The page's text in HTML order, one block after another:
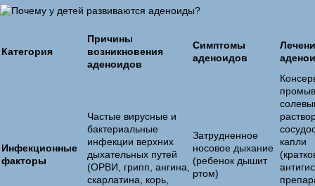
Категория
Причины
возникновения
аденоидов
Симптомы
аденоидов
Инфекционные
факторы
Частые вирусные и
бактериальные
инфекции верхних
дыхательных путей
(ОРВИ, грипп, ангина,
скарлатина, корь,
Затрудненное
носовое дыхание
(ребенок дышит
ртом)
капли